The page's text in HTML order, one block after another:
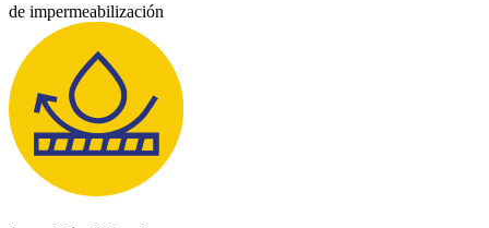
de impermeabilización